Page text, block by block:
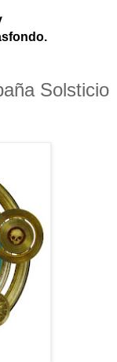
Solsticio